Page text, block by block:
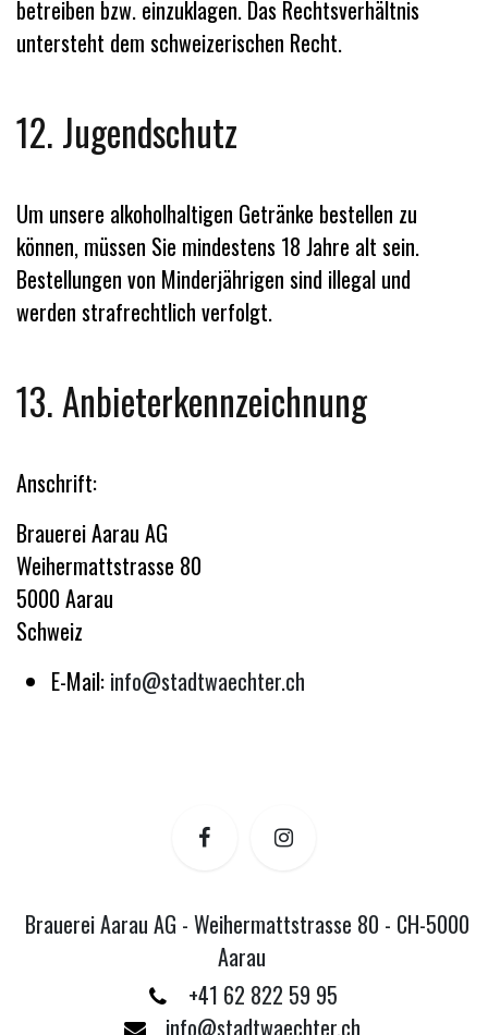
betreiben bzw. einzuklagen. Das Rechtsverhältnis
untersteht dem schweizerischen Recht.
12. Jugendschutz
Um unsere alkoholhaltigen Getränke bestellen zu
können, müssen Sie mindestens 18 Jahre alt sein.
Bestellungen von Minderjährigen sind illegal und
werden strafrechtlich verfolgt.
13. Anbieterkennzeichnung
Anschrift:
Brauerei Aarau AG
Weihermattstrasse 80
5000 Aarau
Schweiz
E-Mail: info@stadtwaechter.ch
Brauerei Aarau AG - Weihermattstrasse 80 - CH-5000
Aarau
+41 62 822 59 95
info@stadtwaechter.ch